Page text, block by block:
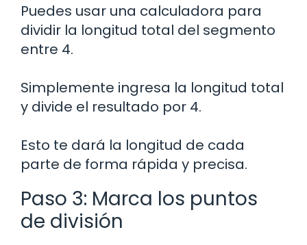
Puedes usar una calculadora para
dividir la longitud total del segmento
entre 4.
Simplemente ingresa la longitud total
y divide el resultado por 4.
Esto te dará la longitud de cada
parte de forma rápida y precisa.
Paso 3: Marca los puntos
de división